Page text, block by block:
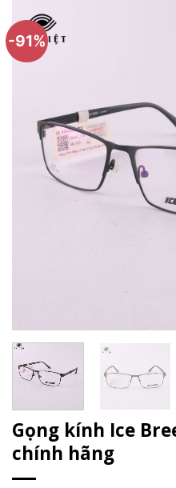
-91%
Gọng kính Ice
chính hãng